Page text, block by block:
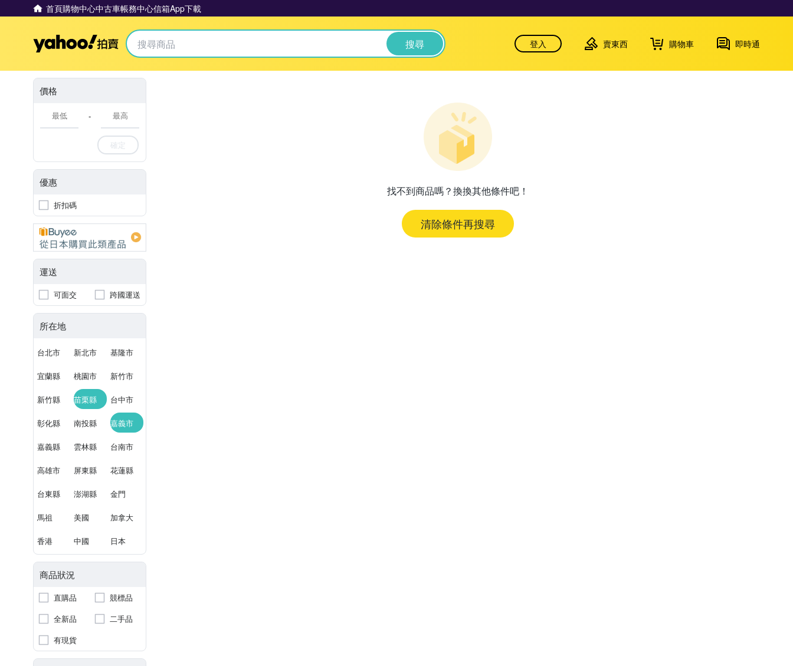
首頁購物中心中古車帳務中心信箱App下載
Yahoo拍賣 搜尋 登入 賣東西 購物車 即時通
價格
-
確定
優惠
折扣碼
運送
可面交 跨國運送
所在地
台北市 新北市 基隆市
宜蘭縣 桃園市 新竹市
新竹縣 苗栗縣 台中市
彰化縣 南投縣 嘉義市
嘉義縣 雲林縣 台南市
高雄市 屏東縣 花蓮縣
台東縣 澎湖縣 金門
馬祖 美國 加拿大
香港 中國 日本
商品狀況
直購品
競標品
全新品
二手品
有現貨
找不到商品嗎？換換其他條件吧！
清除條件再搜尋